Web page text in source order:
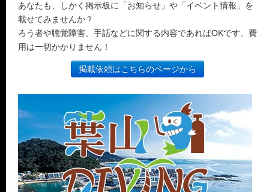
あなたも、しかく掲示板に「お知らせ」や「イベント情報」を
載せてみませんか？
ろう者や聴覚障害、手話などに関する内容であればOKです。費
用は一切かかりません！
掲載依頼はこちらのページから